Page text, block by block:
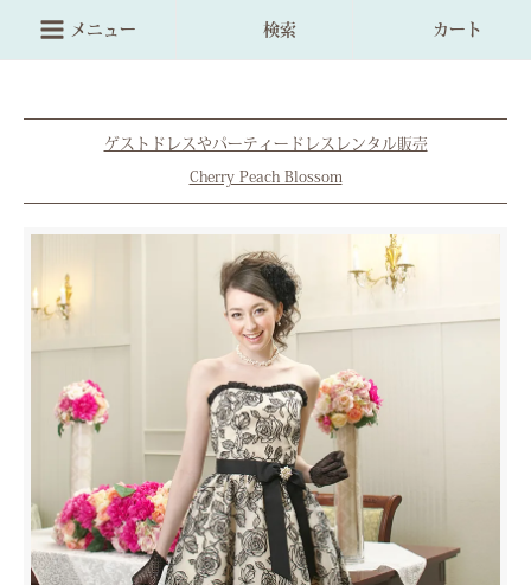
メニュー 検索 カート
ゲストドレスやパーティードレスレンタル販売
Cherry Peach Blossom